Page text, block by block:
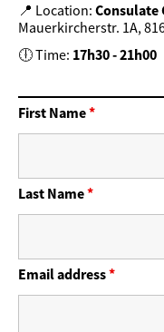
📍 Location: Consulate
Mauerkircherstr. 1A,
🕕 Time: 17h30 - 21h00
First Name*
Last Name*
Email address*